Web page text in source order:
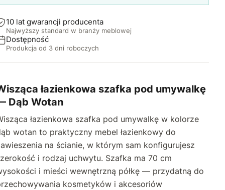
10 lat gwarancji producenta
Najwyższy standard w branży meblowej
Dostępność
Produkcja od 3 dni roboczych
łazienkowa szafka pod umywalkę
Dąb Wotan
łazienkowa szafka pod umywalkę w kolorze
wotan to praktyczny mebel łazienkowy do
na ścianie, w którym sam konfigurujesz
i rodzaj uchwytu. Szafka ma 70 cm
i mieści wewnętrzną półkę — przydatną do
kosmetyków i akcesoriów